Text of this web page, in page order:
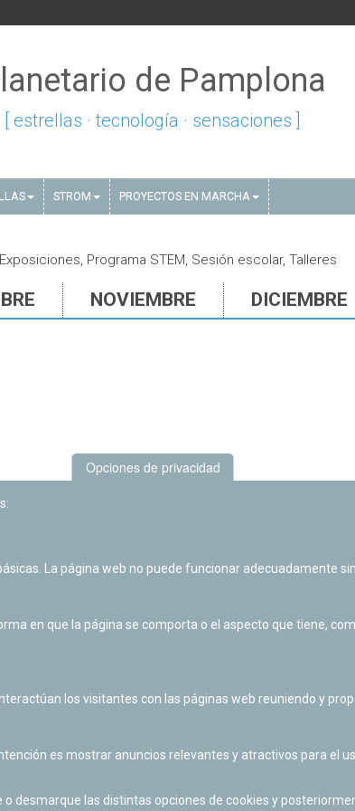
de Pamplona
[ estrellas · tecnología · sensaciones ]
STROM PROYECTOS EN MARCHA
Programa STEM, Sesión escolar, Talleres
NOVIEMBRE DICIEMBRE
Opciones de privacidad
La página web no puede funcionar adecuadamente
en que la página se comporta o el aspecto que tiene,
los visitantes con las páginas web reuniendo y
es mostrar anuncios relevantes y atractivos para el
desmarque las distintas opciones de cookies y